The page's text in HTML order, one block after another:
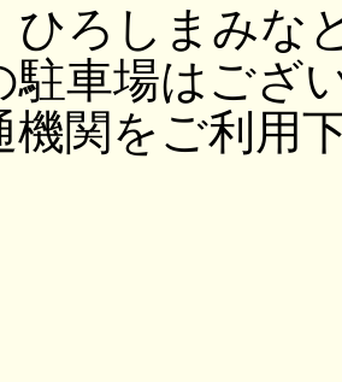
ひろしまみな
車場はござ
機関をご利用